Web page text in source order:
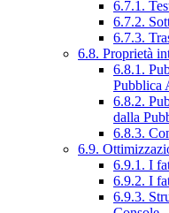
6.7.1.
6.7.2.
6.7.3.
6.8. Proprietà
6.8.1.
Pubblica
6.8.2.
dalla
6.8.3.
6.9.
6.9.1. I
6.9.2. I
6.9.3.